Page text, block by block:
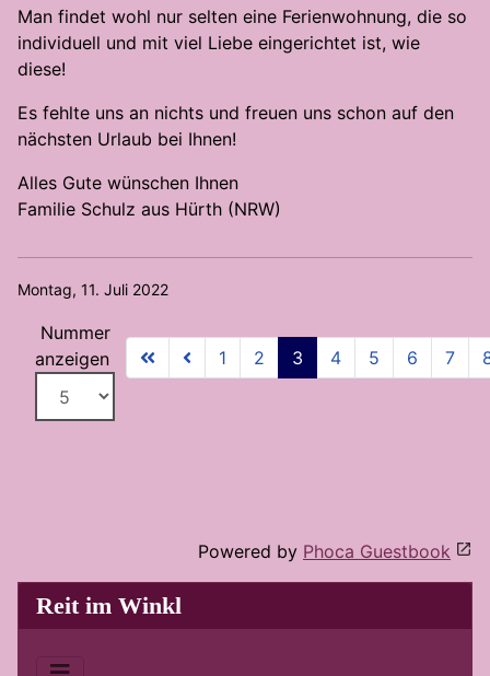
Reit im Winkl
Man findet wohl nur selten eine Ferienwohnung, die so
individuell und mit viel Liebe eingerichtet ist, wie
diese!
Es fehlte uns an nichts und freuen uns schon auf den
nächsten Urlaub bei Ihnen!
Alles Gute wünschen Ihnen
Familie Schulz aus Hürth (NRW)
Montag, 11. Juli 2022
Nummer
anzeigen
1 2 3 4 5 6 7
Powered by Phoca Guestbook